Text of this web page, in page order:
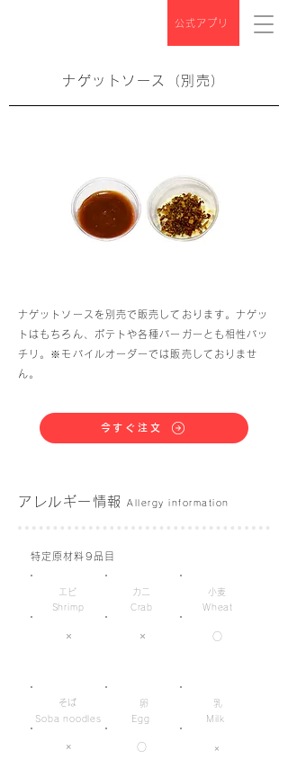
公式アプリ
ナゲットソース（別売）
ナゲットソースを別売で販売しております。ナゲッ
トはもちろん、ポテトや各種バーガーとも相性バッ
チリ。※モバイルオーダーでは販売しておりませ
ん。
今すぐ注文
アレルギー情報 Allergy information
特定原材料9品目
Shrimp
×
カニ
Crab
×
小麦
Wheat
○
エビ
そば
Soba noodles
×
Egg
○
Milk
×
卵 乳